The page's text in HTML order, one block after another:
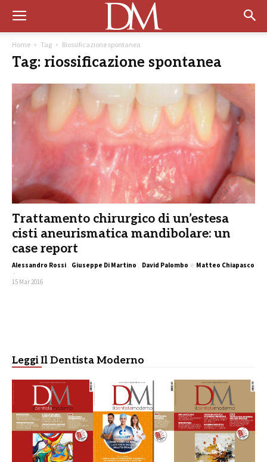
Home Tag Riossificazione spontanea
Tag: riossificazione spontanea
Trattamento chirurgico di un’estesa
cisti aneurismatica mandibolare: un
case report
Alessandro Rossi , Giuseppe Di Martino , David Palombo e Matteo Chiapasco
-
15 Mar 2016
Leggi Il Dentista Moderno